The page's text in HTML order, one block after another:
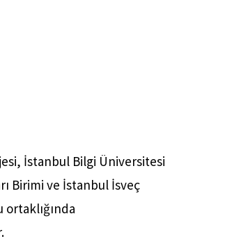
İstanbul Bilgi Üniversitesi
Birimi ve İstanbul İsveç
ortaklığında